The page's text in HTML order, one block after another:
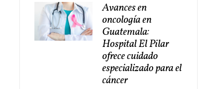
Avances en
oncología en
Guatemala:
Hospital El Pilar
ofrece cuidado
especializado para el
cáncer